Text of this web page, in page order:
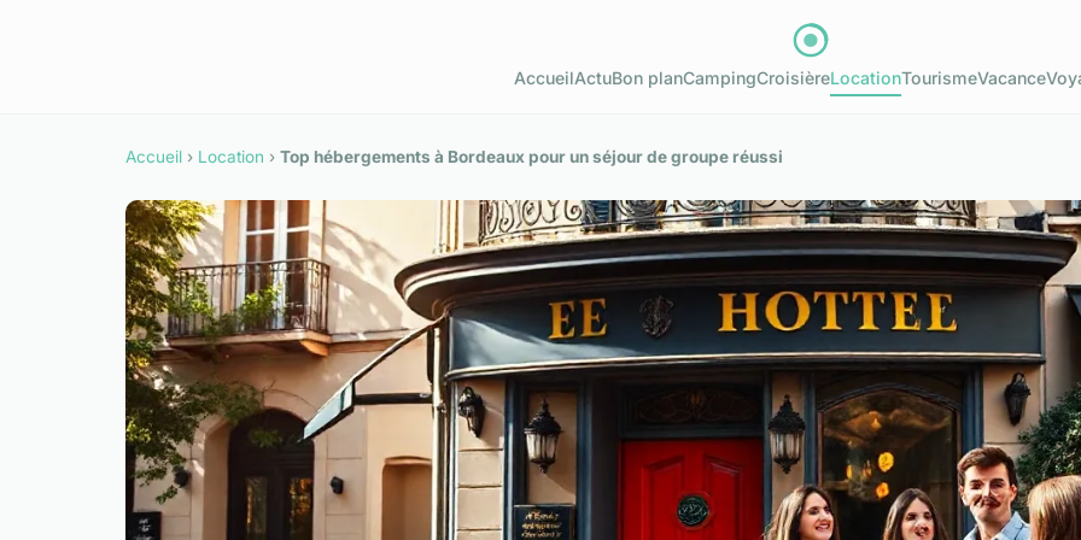
AccueilActuBon planCampingCroisièreLocationTourismeVacance
Accueil › Location › Top hébergements à Bordeaux pour un séjour de groupe réussi